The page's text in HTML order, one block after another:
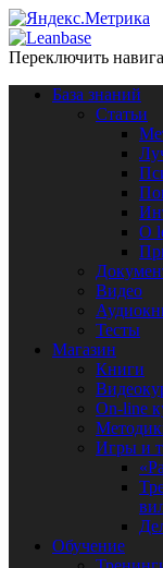
Переключить
База знаний
Статьи
O
Видео
Тесты
Магазин
Книги
On-line
Игры и
Обучение